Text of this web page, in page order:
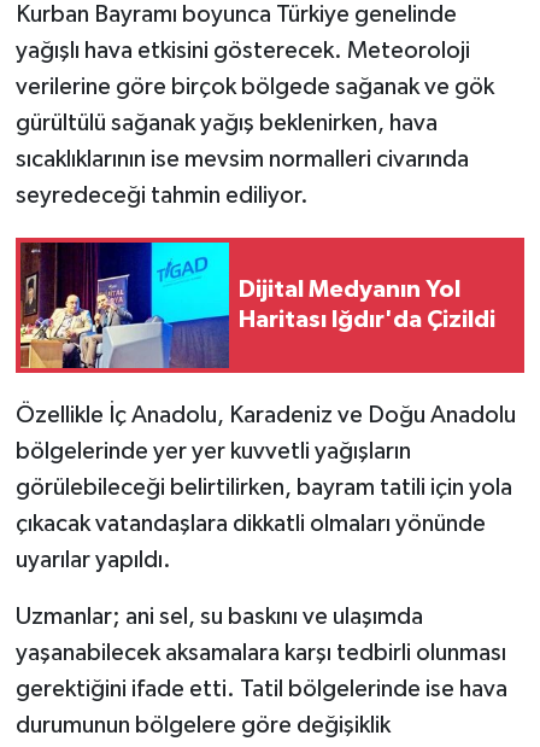
Kurban Bayramı boyunca Türkiye genelinde
yağışlı hava etkisini gösterecek. Meteoroloji
verilerine göre birçok bölgede sağanak ve gök
gürültülü sağanak yağış beklenirken, hava
sıcaklıklarının ise mevsim normalleri civarında
seyredeceği tahmin ediliyor.
Dijital Medyanın Yol
Haritası Iğdır'da Çizildi
Özellikle İç Anadolu, Karadeniz ve Doğu Anadolu
bölgelerinde yer yer kuvvetli yağışların
görülebileceği belirtilirken, bayram tatili için yola
çıkacak vatandaşlara dikkatli olmaları yönünde
uyarılar yapıldı.
Uzmanlar; ani sel, su baskını ve ulaşımda
yaşanabilecek aksamalara karşı tedbirli olunması
gerektiğini ifade etti. Tatil bölgelerinde ise hava
durumunun bölgelere göre değişiklik